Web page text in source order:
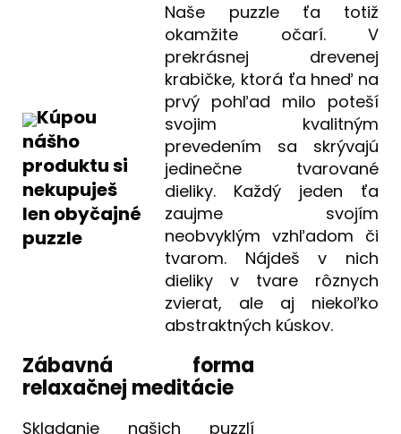
Kúpou
nášho
produktu si
nekupuješ
len obyčajné
puzzle
Naše puzzle ťa totiž
okamžite očarí. V
prekrásnej drevenej
krabičke, ktorá ťa hneď na
prvý pohľad milo poteší
svojim kvalitným
prevedením sa skrývajú
jedinečne tvarované
dieliky. Každý jeden ťa
zaujme svojím
neobvyklým vzhľadom či
tvarom. Nájdeš v nich
dieliky v tvare rôznych
zvierat, ale aj niekoľko
abstraktných kúskov.
Zábavná forma
relaxačnej meditácie
Skladanie našich puzzlí